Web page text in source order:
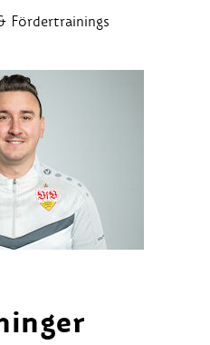
Fördertrainings